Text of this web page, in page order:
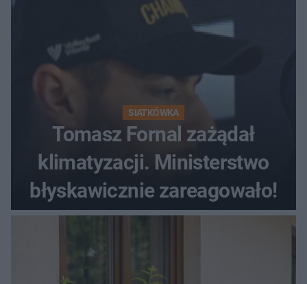
SIATKÓWKA
Tomasz Fornal zażądał
klimatyzacji. Ministerstwo
błyskawicznie zareagowało!